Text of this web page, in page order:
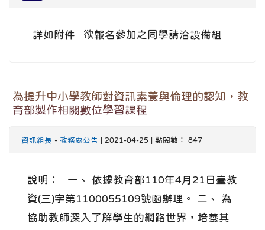
詳如附件 欲報名參加之同學請洽設備組
為提升中小學教師對資訊素養與倫理的認知，教
育部製作相關數位學習課程
資訊組長 - 教務處公告 | 2021-04-25 | 點閱數： 847
說明： 一、 依據教育部110年4月21日臺教
資(三)字第1100055109號函辦理。 二、 為
協助教師深入了解學生的網路世界，培養其